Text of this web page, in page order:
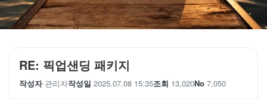
RE: 픽업샌딩 패키지
작성자관리자작성일 2025.07.08 15:35조회 13,020No 7,050